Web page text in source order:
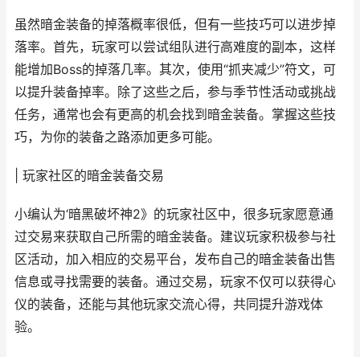
虽然暗金装备的掉落概率很低，但有一些技巧可以进步掉
落率。首先，玩家可以尝试组队进行高难度的副本，这样
能增加Boss的掉落几率。其次，使用“抓夹减少”符文，可
以提升装备掉率。除了这些之后，参与季节性活动或挑战
任务，通常也会有更高的机会找到暗金装备。掌握这些技
巧，为你的装备之路添加更多可能。
| 玩家社区的暗金装备交易
小编认为‘暗黑破坏神2》的玩家社区中，很多玩家愿意通
过交易来获取自己所需的暗金装备。建议玩家积极参与社
区活动，加入相应的交易平台，发布自己的暗金装备出售
信息或寻找需要的装备。通过交易，玩家不仅可以获得心
仪的装备，还能与其他玩家交流心得，共同提升游戏体
验。